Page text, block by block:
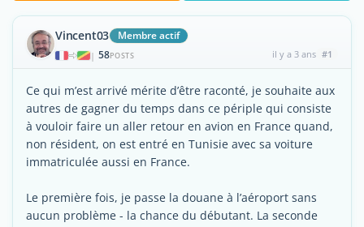
Vincent03 Membre actif
| 58POSTS il y a 3 ans #1
Ce qui m’est arrivé mérite d’être raconté, je souhaite aux
autres de gagner du temps dans ce périple qui consiste
à vouloir faire un aller retour en avion en France quand,
non résident, on est entré en Tunisie avec sa voiture
immatriculée aussi en France.
Le première fois, je passe la douane à l’aéroport sans
aucun problème - la chance du débutant. La seconde